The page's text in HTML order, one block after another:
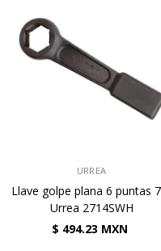
URREA
Llave golpe plana 6 puntas
Urrea 2714SWH
$ 494.23 MXN